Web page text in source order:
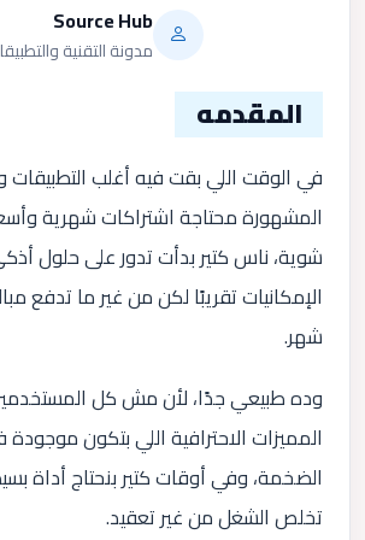
Source Hub
مدونة التقنية
المقدمه
في الوقت اللي بقت فيه أغلب التطبيقات
المشهورة محتاجة اشتراكات شهرية
شوية، ناس كتير بدأت تدور على حلول
الإمكانيات تقريبًا لكن من غير ما تدفع
شهر.
وده طبيعي جدًا، لأن مش كل
المميزات الاحترافية اللي بتكون موجودة
الضخمة، وفي أوقات كتير بنحتاج أداة
تخلص الشغل من غير تعقيد.